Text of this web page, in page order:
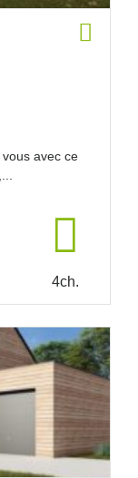
avec ce
4ch.